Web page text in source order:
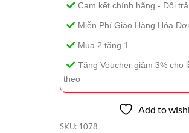
Cam kết chính hãng - Đổi
Miễn Phí Giao Hàng Hóa
Mua 2 tặng 1
Tặng Voucher giảm 3% cho
theo
Add to
SKU: 1078